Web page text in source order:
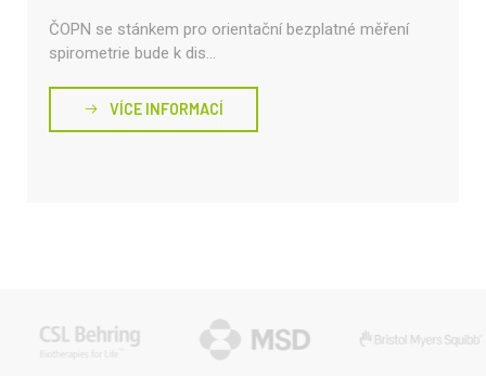
ČOPN se stánkem pro orientační bezplatné měření
spirometrie bude k dis...
VÍCE INFORMACÍ